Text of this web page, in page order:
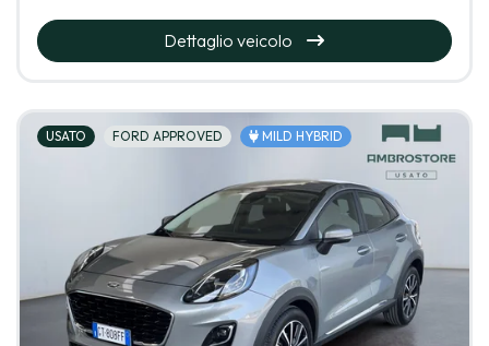
Dettaglio veicolo
USATO FORD APPROVED MILD HYBRID